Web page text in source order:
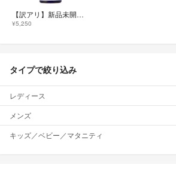
【訳アリ】新品未開封✨ニールズヤード❤ローズ フェイシャルオイル
¥5,250
タイプで絞り込み
レディース
メンズ
キッズ／ベビー／マタニティ